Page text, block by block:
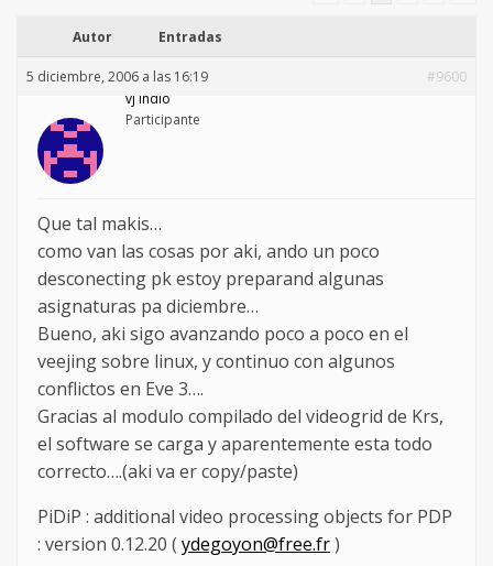
Autor Entradas
5 diciembre, 2006 a las 16:19
#9600
vj indio
Participante
Que tal makis…
como van las cosas por aki, ando un poco
desconecting pk estoy preparand algunas
asignaturas pa diciembre…
Bueno, aki sigo avanzando poco a poco en el
veejing sobre linux, y continuo con algunos
conflictos en Eve 3….
Gracias al modulo compilado del videogrid de Krs,
el software se carga y aparentemente esta todo
correcto….(aki va er copy/paste)
PiDiP : additional video processing objects for PDP
: version 0.12.20 ( ydegoyon@free.fr)